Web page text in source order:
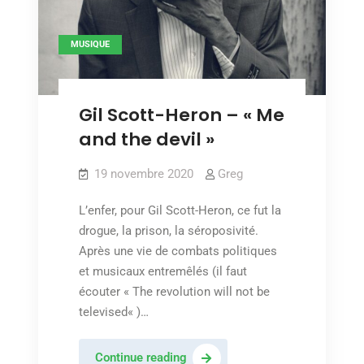
MUSIQUE
Gil Scott-Heron – « Me
and the devil »
19 novembre 2020 Greg
L’enfer, pour Gil Scott-Heron, ce fut la
drogue, la prison, la séroposivité.
Après une vie de combats politiques
et musicaux entremêlés (il faut
écouter « The revolution will not be
televised« )…
Continue readingGil